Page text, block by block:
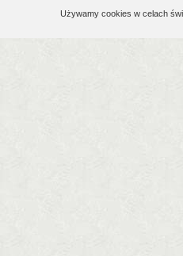
Używamy cookies w celach